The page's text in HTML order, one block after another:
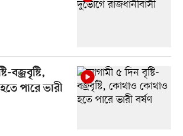
বজ্রবৃষ্টি,
পারে ভারী